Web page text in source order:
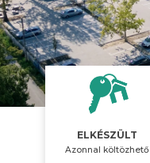
ELKÉSZÜLT
Azonnal költözhető